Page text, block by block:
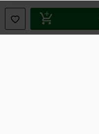
Cancelar pedido